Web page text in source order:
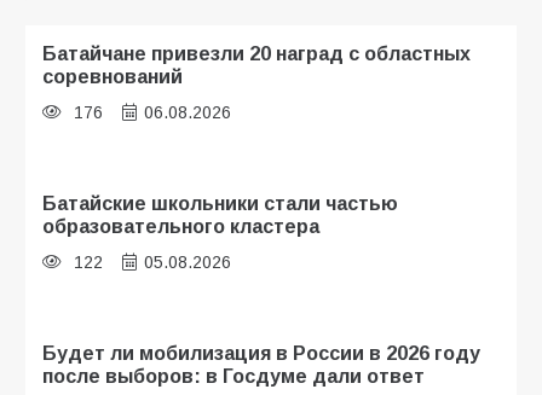
Батайчане привезли 20 наград с областных
соревнований
176 06.08.2026
Батайские школьники стали частью
образовательного кластера
122 05.08.2026
Будет ли мобилизация в России в 2026 году
после выборов: в Госдуме дали ответ